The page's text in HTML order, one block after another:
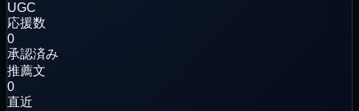
UGC
応援数
0
承認済み
推薦文
0
直近